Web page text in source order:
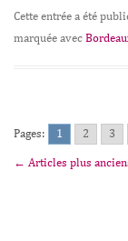
Cette entrée a été
marquée avec
Pages: 1 2 3
← Articles plus